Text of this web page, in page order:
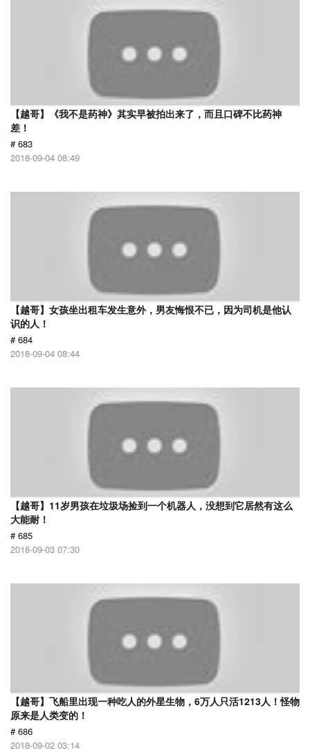
【越哥】《我不是药神》其实早被拍出来了，而且口碑不比药神
差！
# 683
2018-09-04 08:49
【越哥】女孩坐出租车发生意外，男友悔恨不已，因为司机是他认
识的人！
# 684
2018-09-04 08:44
【越哥】11岁男孩在垃圾场捡到一个机器人，没想到它居然有这么
大能耐！
# 685
2018-09-03 07:30
【越哥】飞船里出现一种吃人的外星生物，6万人只活1213人！怪物
原来是人类变的！
# 686
2018-09-02 03:14